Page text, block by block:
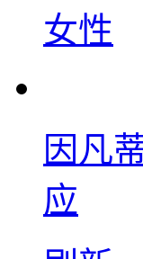
女性
因凡
应